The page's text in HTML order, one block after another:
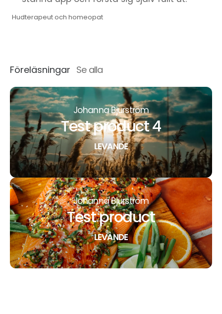
Hudterapeut och homeopat
Föreläsningar Se alla
Johanna Bjurström
Test product 4
LEVANDE
Johanna Bjurström
Test product
LEVANDE